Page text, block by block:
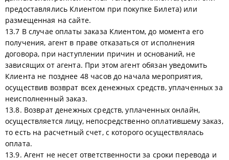
предоставлялись Клиентом при покупке Билета) или
размещенная на сайте.
13.7 В случае оплаты заказа Клиентом, до момента его
получения, агент в праве отказаться от исполнения
договора, при наступлении причин и оснований, не
зависящих от агента. При этом агент обязан уведомить
Клиента не позднее 48 часов до начала мероприятия,
осуществив возврат всех денежных средств, уплаченных за
неисполненный заказ.
13.8. Возврат денежных средств, уплаченных онлайн,
осуществляется лицу, непосредственно оплатившему заказ,
то есть на расчетный счет, с которого осуществлялась
оплата.
13.9. Агент не несет ответственности за сроки перевода и